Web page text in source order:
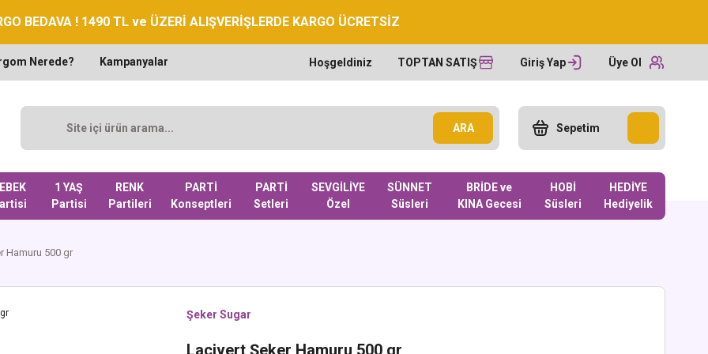
BEDAVA ! 1490 TL ve ÜZERİ ALIŞVERİŞLERDE KARGO ÜCRETSİZ
Nerede? Kampanyalar Hoşgeldiniz TOPTAN SATIŞ Giriş Yap Üye Ol
ARA Sepetim
1 YAŞ
Partisi
RENK
Partileri
PARTİ
Konseptleri
PARTİ
Setleri
SEVGİLİYE
Özel
SÜNNET
Süsleri
BRİDE ve
KINA Gecesi
HOBİ
Süsleri
HEDİYE
Hediyelik
Hamuru 500 gr
Şeker Sugar
Lacivert Şeker Hamuru 500 gr